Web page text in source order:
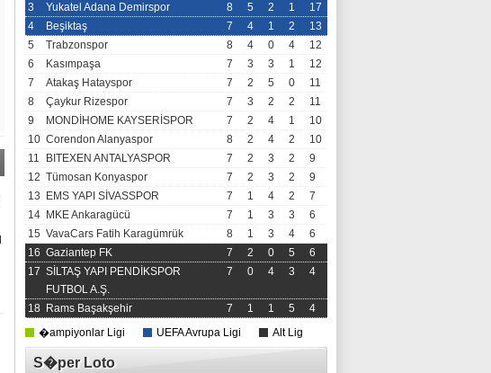
3
Yukatel Adana Demirspor 8 5 2 1
17
4
Beşiktaş 7 4 1 2
13
5
Trabzonspor 8 4 0 4
12
6
Kasımpaşa 7 3 3 1
12
7
Atakaş Hatayspor 7 2 5 0
11
8
Çaykur Rizespor 7 3 2 2
11
9
MONDİHOME KAYSERİSPOR 7 2 4 1
10
10 Corendon Alanyaspor 8 2 4 2
10
11
BITEXEN ANTALYASPOR 7 2 3 2
9
12 Tümosan Konyaspor 7 2 3 2
9
13
EMS YAPI SİVASSPOR 7 1 4 2
7
14 MKE Ankaragücü 7 1 3 3
6
15 VavaCars Fatih Karagümrük 8 1 3 4
6
16 Gaziantep FK 7 2 0 5
6
17 SİLTAŞ YAPI PENDİKSPOR
FUTBOL A.Ş.
7 0 4 3 4
18 Rams Başakşehir 7 1 1 5
4
�ampiyonlar Ligi
UEFA Avrupa Ligi Alt Lig
S�per Loto